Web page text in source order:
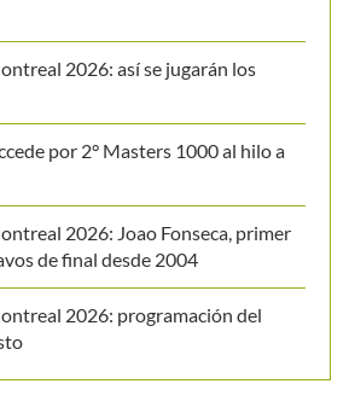
2026: así se jugarán los
por 2° Masters 1000 al hilo a
2026: Joao Fonseca, primer
de final desde 2004
2026: programación del